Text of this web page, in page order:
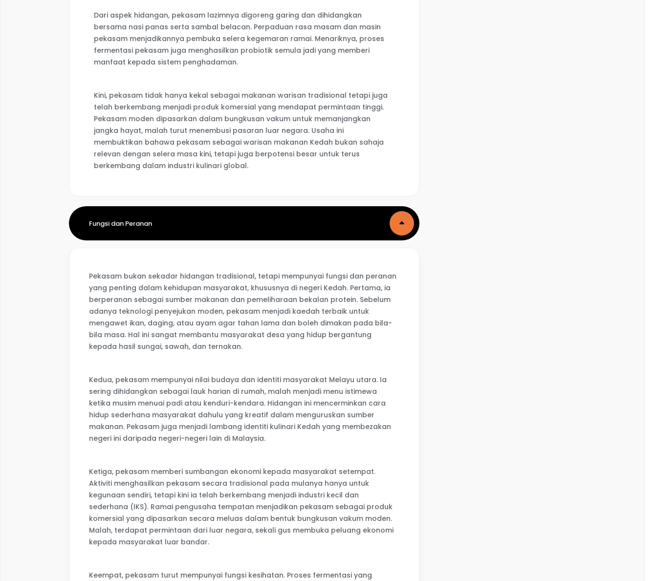
Dari aspek hidangan, pekasam lazimnya digoreng garing dan dihidangkan
bersama nasi panas serta sambal belacan. Perpaduan rasa masam dan masin
pekasam menjadikannya pembuka selera kegemaran ramai. Menariknya, proses
fermentasi pekasam juga menghasilkan probiotik semula jadi yang memberi
manfaat kepada sistem penghadaman.
Kini, pekasam tidak hanya kekal sebagai makanan warisan tradisional tetapi juga
telah berkembang menjadi produk komersial yang mendapat permintaan tinggi.
Pekasam moden dipasarkan dalam bungkusan vakum untuk memanjangkan
jangka hayat, malah turut menembusi pasaran luar negara. Usaha ini
membuktikan bahawa pekasam sebagai warisan makanan Kedah bukan sahaja
relevan dengan selera masa kini, tetapi juga berpotensi besar untuk terus
berkembang dalam industri kulinari global.
Fungsi dan Peranan
Pekasam bukan sekadar hidangan tradisional, tetapi mempunyai fungsi dan peranan
yang penting dalam kehidupan masyarakat, khususnya di negeri Kedah. Pertama, ia
berperanan sebagai sumber makanan dan pemeliharaan bekalan protein. Sebelum
adanya teknologi penyejukan moden, pekasam menjadi kaedah terbaik untuk
mengawet ikan, daging, atau ayam agar tahan lama dan boleh dimakan pada bila-
bila masa. Hal ini sangat membantu masyarakat desa yang hidup bergantung
kepada hasil sungai, sawah, dan ternakan.
Kedua, pekasam mempunyai nilai budaya dan identiti masyarakat Melayu utara. Ia
sering dihidangkan sebagai lauk harian di rumah, malah menjadi menu istimewa
ketika musim menuai padi atau kenduri-kendara. Hidangan ini mencerminkan cara
hidup sederhana masyarakat dahulu yang kreatif dalam menguruskan sumber
makanan. Pekasam juga menjadi lambang identiti kulinari Kedah yang membezakan
negeri ini daripada negeri-negeri lain di Malaysia.
Ketiga, pekasam memberi sumbangan ekonomi kepada masyarakat setempat.
Aktiviti menghasilkan pekasam secara tradisional pada mulanya hanya untuk
kegunaan sendiri, tetapi kini ia telah berkembang menjadi industri kecil dan
sederhana (IKS). Ramai pengusaha tempatan menjadikan pekasam sebagai produk
komersial yang dipasarkan secara meluas dalam bentuk bungkusan vakum moden.
Malah, terdapat permintaan dari luar negara, sekali gus membuka peluang ekonomi
kepada masyarakat luar bandar.
Keempat, pekasam turut mempunyai fungsi kesihatan. Proses fermentasi yang